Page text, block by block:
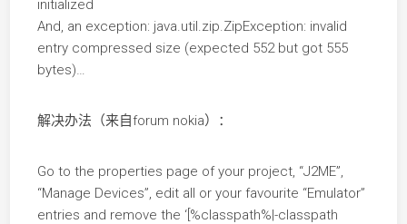
initialized
And, an exception: java.util.zip.ZipException: invalid
entry compressed size (expected 552 but got 555
bytes)…
解决办法（来自forum nokia）：
Go to the properties page of your project, “J2ME”,
“Manage Devices”, edit all or your favourite “Emulator”
entries and remove the ‘[%classpath%|-classpath